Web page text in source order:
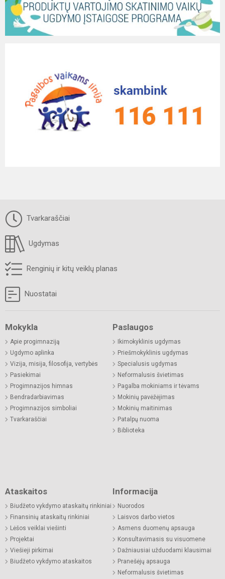
Tvarkaraščiai
Ugdymas
Renginių ir kitų veiklų planas
Nuostatai
Mokykla
Apie progimnaziją
Ugdymo aplinka
Vizija, misija, filosofija, vertybės
Pasiekimai
Progimnazijos himnas
Bendradarbiavimas
Progimnazijos simboliai
Tvarkaraščiai
Paslaugos
Ikimokyklinis ugdymas
Priešmokyklinis ugdymas
Specialusis ugdymas
Neformalusis švietimas
Pagalba mokiniams ir tėvams
Mokinių pavėžėjimas
Mokinių maitinimas
Patalpų nuoma
Biblioteka
Ataskaitos
Biudžeto vykdymo ataskaitų rinkiniai
Finansinių ataskaitų rinkiniai
Lėšos veiklai viešinti
Projektai
Viešieji pirkimai
Biudžeto vykdymo ataskaitos
Informacija
Nuorodos
Laisvos darbo vietos
Asmens duomenų apsauga
Konsultavimasis su visuomene
Dažniausiai užduodami klausimai
Pranešėjų apsauga
Neformalusis švietimas